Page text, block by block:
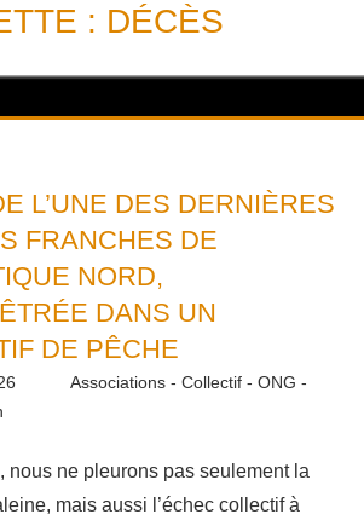
: DÉCÈS
L’UNE DES DERNIÈRES
FRANCHES DE
NORD,
DANS UN
DE PÊCHE
Daniel
Associations - Collectif - ONG -
nous ne pleurons pas seulement la
mais aussi l’échec collectif à